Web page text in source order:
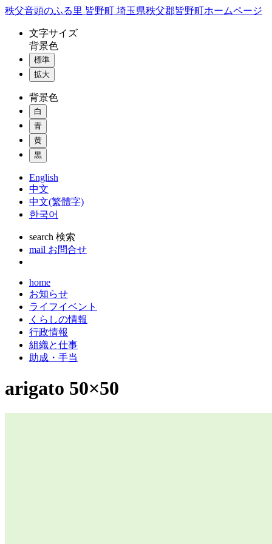
コ
秩父音頭のふる里 皆野町 埼玉県秩父郡皆野町ホームページ
文字サイズ
背景色
標準
拡大
背景色
白
青
黄
黒
English
中文
中文(繁體字)
한국어
search 検索
mail お問合せ
home
お知らせ
ライフイベント
くらしの情報
行政情報
組織と仕事
助成・手当
arigato 50×50